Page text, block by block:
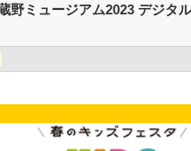
野ミュージアム2023 デジタ